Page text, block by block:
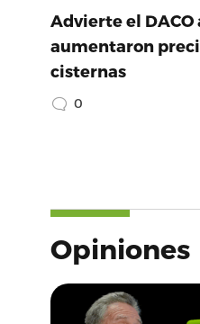
Advierte el DACO
aumentaron
cisternas
0
Opiniones